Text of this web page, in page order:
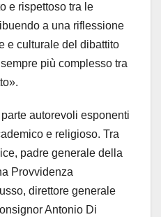
e rispettoso tra le
a una riflessione
e culturale del dibattito
più complesso tra
autorevoli esponenti
e religioso. Tra
padre generale della
Provvidenza
direttore generale
Antonio Di